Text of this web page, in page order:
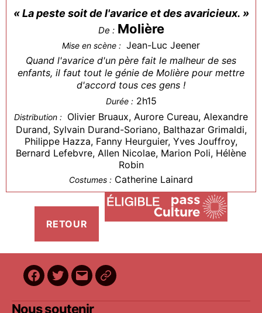
« La peste soit de l'avarice et des avaricieux. »
De : Molière
Mise en scène : Jean-Luc Jeener
Quand l'avarice d'un père fait le malheur de ses
enfants, il faut tout le génie de Molière pour mettre
d'accord tous ces gens !
Durée : 2h15
Distribution : Olivier Bruaux, Aurore Cureau, Alexandre
Durand, Sylvain Durand-Soriano, Balthazar Grimaldi,
Philippe Hazza, Fanny Heurguier, Yves Jouffroy,
Bernard Lefebvre, Allen Nicolae, Marion Poli, Hélène
Robin
Costumes : Catherine Lainard
Facebook
Twitter
E-
mail
BilletReduc
Nous soutenir